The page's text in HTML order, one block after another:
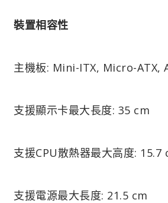
裝置相容性
主機板: Mini-ITX, Micro-ATX,
支援顯示卡最大長度: 35 cm
支援CPU散熱器最大高度: 15.7
支援電源最大長度: 21.5 cm